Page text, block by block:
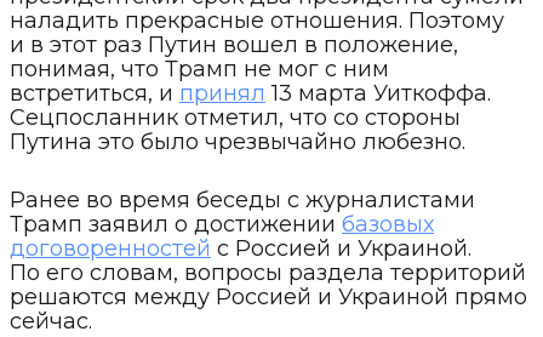
наладить прекрасные отношения. Поэтому
и в этот раз Путин вошел в положение,
понимая, что Трамп не мог с ним
встретиться, и принял 13 марта Уиткоффа.
Сецпосланник отметил, что со стороны
Путина это было чрезвычайно любезно.
Ранее во время беседы с журналистами
Трамп заявил о достижении базовых
договоренностей с Россией и Украиной.
По его словам, вопросы раздела территорий
решаются между Россией и Украиной прямо
сейчас.